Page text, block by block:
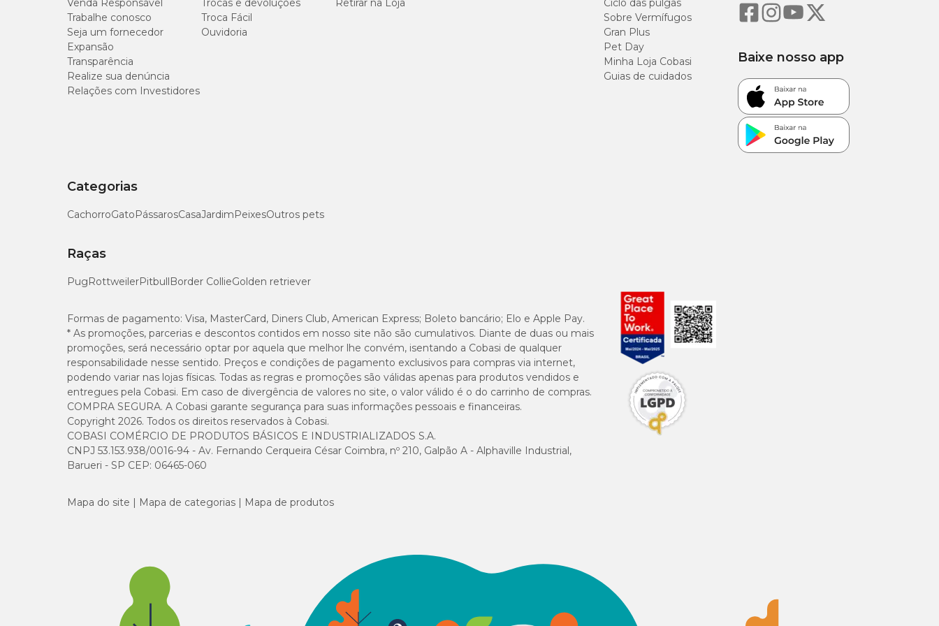
Composição Básica
Água (veículo), carne de frango, atum, amido de mandioca, aroma de frango, goma guar, extrato de levedura, gelatina, vitamina E e extrato de chá verde.
Níveis de Garantia
Fibra Bruta (máx.)
Umidade (máx.)
Matéria Mineral (máx.)
Cálcio (mín.)
Cálcio (máx.) 100 mg/kg 0,01%
Fósforo (mín.) 500 mg/kg 0,05%
Vitamina E (mín.) 310 UI/kg -
Venda Responsável
Trabalhe conosco
Seja um fornecedor
Expansão
Transparência
Realize sua denúncia
Relações com Investidores
Trocas e devoluções
Troca Fácil
Ouvidoria
Retirar na Loja
Ciclo das pulgas
Sobre Vermífugos
Gran Plus
Pet Day
Minha Loja Cobasi
Guias de cuidados
Categorias
CachorroGatoPássarosCasaJardimPeixesOutros pets
Raças
PugRottweilerPitbullBorder CollieGolden retriever
Baixe nosso app
Formas de pagamento: Visa, MasterCard, Diners Club, American Express; Boleto bancário; Elo e Apple Pay.
* As promoções, parcerias e descontos contidos em nosso site não são cumulativos. Diante de duas ou mais
promoções, será necessário optar por aquela que melhor lhe convém, isentando a Cobasi de qualquer
responsabilidade nesse sentido. Preços e condições de pagamento exclusivos para compras via internet,
podendo variar nas lojas físicas. Todas as regras e promoções são válidas apenas para produtos vendidos e
entregues pela Cobasi. Em caso de divergência de valores no site, o valor válido é o do carrinho de compras.
COMPRA SEGURA. A Cobasi garante segurança para suas informações pessoais e financeiras.
Copyright 2026. Todos os direitos reservados à Cobasi.
COBASI COMÉRCIO DE PRODUTOS BÁSICOS E INDUSTRIALIZADOS S.A.
CNPJ 53.153.938/0016-94 - Av. Fernando Cerqueira César Coimbra, nº 210, Galpão A - Alphaville Industrial,
Barueri - SP CEP: 06465-060
Mapa do site Mapa de categorias Mapa de produtos